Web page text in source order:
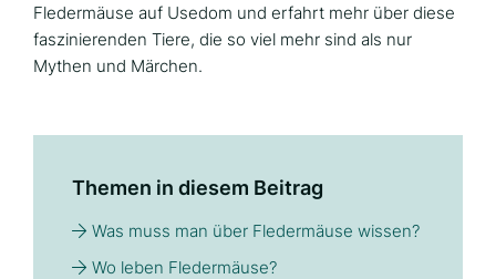
Fledermäuse auf Usedom und erfahrt mehr über diese
faszinierenden Tiere, die so viel mehr sind als nur
Mythen und Märchen.
Themen in diesem Beitrag
Was muss man über Fledermäuse wissen?
Wo leben Fledermäuse?